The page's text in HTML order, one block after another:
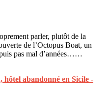
parler, plutôt de la
de l’Octopus Boat, un
pas mal d’années……